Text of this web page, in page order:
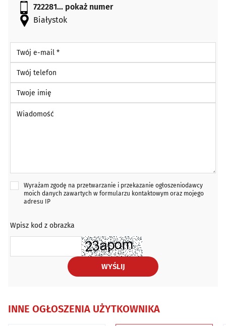
722281... pokaż numer
Białystok
Wyrażam zgodę na przetwarzanie i przekazanie ogłoszeniodawcy
moich danych zawartych w formularzu kontaktowym oraz mojego
adresu IP
Wpisz kod z obrazka
WYŚLIJ
INNE OGŁOSZENIA UŻYTKOWNIKA